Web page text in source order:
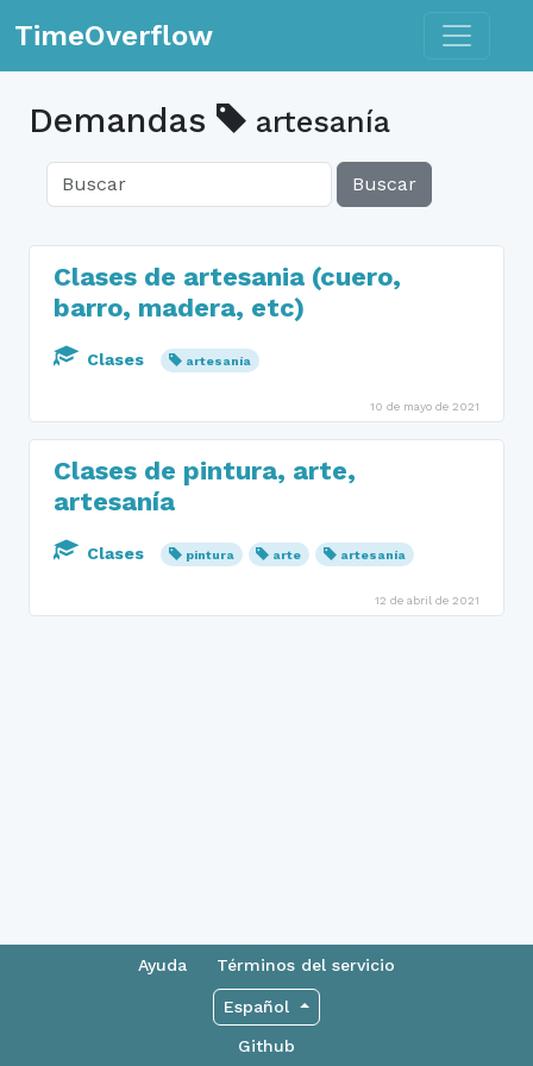
TimeOverflow Toggle
Demandas artesanía
Buscar
Clases de artesania (cuero,
barro, madera, etc)
Clases artesanía
10 de mayo de 2021
Clases de pintura, arte,
artesanía
Clases pintura arte artesanía
12 de abril de 2021
Ayuda Términos del servicio
Español
Github